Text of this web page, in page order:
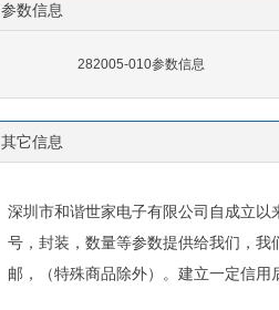
参数信息
282005-010参数信息
其它信息
深圳市和谐世家电子有限公司自成立
号，封装，数量等参数提供给我们，我
邮，（特殊商品除外）。建立一定信用